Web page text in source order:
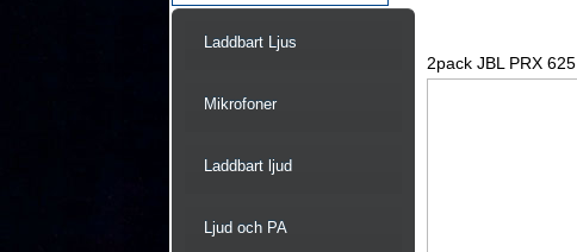
Laddbart Ljus
Mikrofoner
Laddbart ljud
Ljud och PA
2pack JBL PRX 625